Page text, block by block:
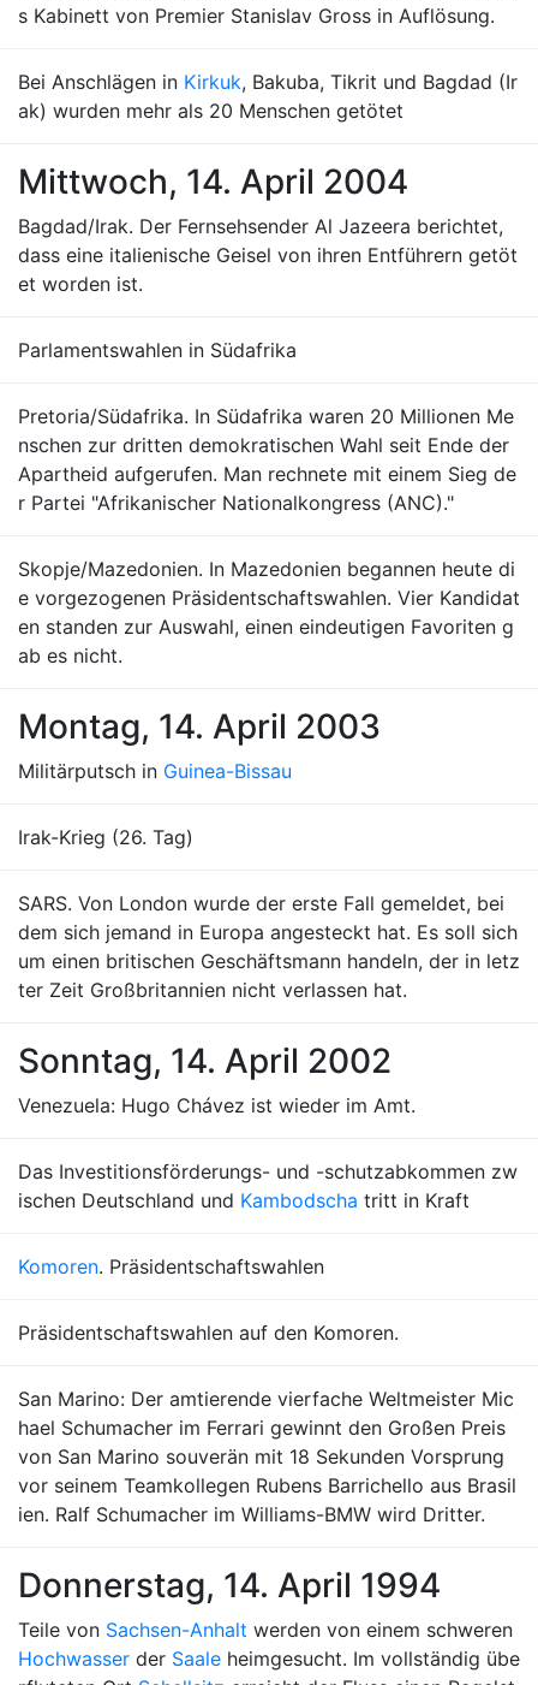
s Kabinett von Premier Stanislav Gross in Auflösung.
Bei Anschlägen in Kirkuk, Bakuba, Tikrit und Bagdad (Ir
ak) wurden mehr als 20 Menschen getötet
Mittwoch, 14. April 2004
Bagdad/Irak. Der Fernsehsender Al Jazeera berichtet,
dass eine italienische Geisel von ihren Entführern getöt
et worden ist.
Parlamentswahlen in Südafrika
Pretoria/Südafrika. In Südafrika waren 20 Millionen Me
nschen zur dritten demokratischen Wahl seit Ende der
Apartheid aufgerufen. Man rechnete mit einem Sieg de
r Partei "Afrikanischer Nationalkongress (ANC)."
Skopje/Mazedonien. In Mazedonien begannen heute di
e vorgezogenen Präsidentschaftswahlen. Vier Kandidat
en standen zur Auswahl, einen eindeutigen Favoriten g
ab es nicht.
Montag, 14. April 2003
Militärputsch in Guinea-Bissau
Irak-Krieg (26. Tag)
SARS. Von London wurde der erste Fall gemeldet, bei
dem sich jemand in Europa angesteckt hat. Es soll sich
um einen britischen Geschäftsmann handeln, der in letz
ter Zeit Großbritannien nicht verlassen hat.
Sonntag, 14. April 2002
Venezuela: Hugo Chávez ist wieder im Amt.
Das Investitionsförderungs- und -schutzabkommen zw
ischen Deutschland und Kambodscha tritt in Kraft
Komoren. Präsidentschaftswahlen
Präsidentschaftswahlen auf den Komoren.
San Marino: Der amtierende vierfache Weltmeister Mic
hael Schumacher im Ferrari gewinnt den Großen Preis
von San Marino souverän mit 18 Sekunden Vorsprung
vor seinem Teamkollegen Rubens Barrichello aus Brasil
ien. Ralf Schumacher im Williams-BMW wird Dritter.
Donnerstag, 14. April 1994
Teile von Sachsen-Anhalt werden von einem schweren
Hochwasser der Saale heimgesucht. Im vollständig übe